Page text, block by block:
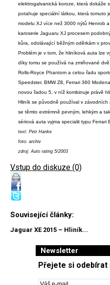
elektrogalvanická koroze, která dokáže
potahuje speciální látkou, která tomuto
modelu XJ více než 3000 nýtů Henrob
karoserie Jaguaru XJ procesem
kůra, odolávající běžným oděrkám v
Problém je v tom, že hliníková auta lze
díky tomu se používá na zmiňované
Rolls-Royce Phantom a celou řadu
Speedster, BMW Z8, Ferrari 360
novou řadou 5, v níž kombinuje právě
Hliník se původně používal v
se těmto extrémně pevným, lehkým a
sériová auta vyjma specialit typu Ferrari
text: Petr Hanke
foto: archiv
zdroj: Auto rating 5/2003
Vstup do diskuze (0)
Související články:
Jaguar XE 2015 – Hliník...
Newsletter
Přejete si